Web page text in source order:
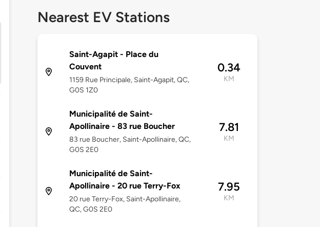
Nearest EV Stations
Saint-Agapit - Place du
Couvent
1159 Rue Principale, Saint-Agapit, QC,
G0S 1Z0
0.34
KM
Municipalité de Saint-
Apollinaire - 83 rue Boucher
83 rue Boucher, Saint-Apollinaire, QC,
G0S 2E0
7.81
KM
Municipalité de Saint-
Apollinaire - 20 rue Terry-Fox
20 rue Terry-Fox, Saint-Apollinaire,
QC, G0S 2E0
7.95
KM